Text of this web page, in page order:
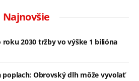
Najnovšie
roku 2030 tržby vo výške 1 bilióna
poplach: Obrovský dlh môže vyvolať